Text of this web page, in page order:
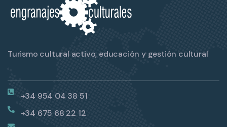
Turismo cultural activo, educación y gestión cultural
+34 954 04 38 51
+34 675 68 22 12